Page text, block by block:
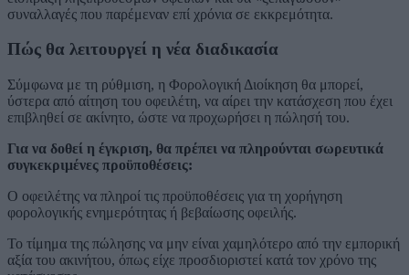
συναλλαγές που παρέμεναν επί χρόνια σε εκκρεμότητα.
Πώς θα λειτουργεί η νέα διαδικασία
Σύμφωνα με τη ρύθμιση, η Φορολογική Διοίκηση θα μπορεί,
ύστερα από αίτηση του οφειλέτη, να αίρει την κατάσχεση που έχει
επιβληθεί σε ακίνητο, ώστε να προχωρήσει η πώλησή του.
Για να δοθεί η έγκριση, θα πρέπει να πληρούνται σωρευτικά
συγκεκριμένες προϋποθέσεις:
Ο οφειλέτης να πληροί τις προϋποθέσεις για τη χορήγηση
φορολογικής ενημερότητας ή βεβαίωσης οφειλής.
Το τίμημα της πώλησης να μην είναι χαμηλότερο από την εμπορική
αξία του ακινήτου, όπως είχε προσδιοριστεί κατά τον χρόνο της